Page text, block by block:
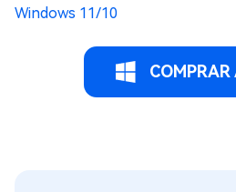
Windows 11/10